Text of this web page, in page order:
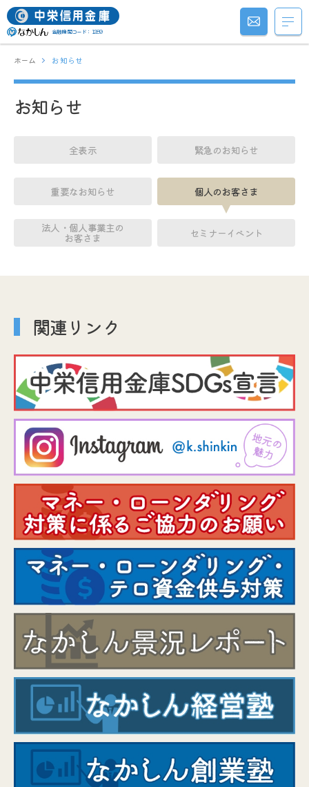
金融機関コード：1289
ホーム お知らせ
お知らせ
全表示 緊急のお知らせ
重要なお知らせ 個人のお客さま
法人・個人事業主の
お客さま セミナーイベント
関連リンク